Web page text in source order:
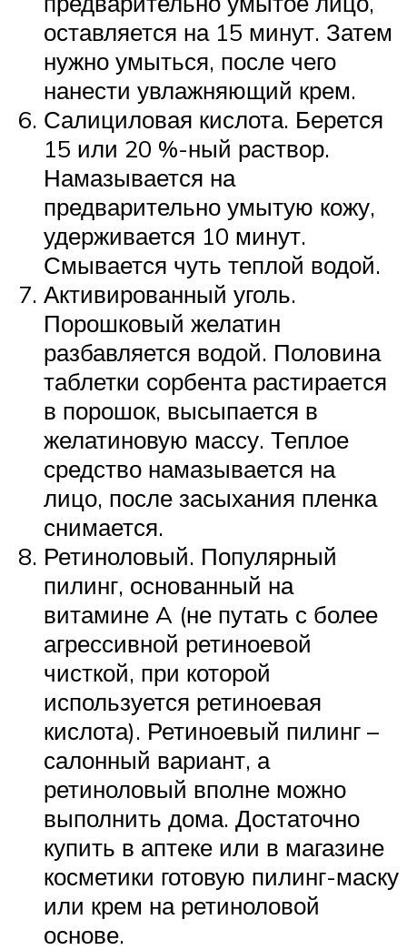
оставляется на 15 минут. Затем
нужно умыться, после чего
нанести увлажняющий крем.
Салициловая кислота. Берется
15 или 20 %-ный раствор.
Намазывается на
предварительно умытую кожу,
удерживается 10 минут.
Смывается чуть теплой водой.
Активированный уголь.
Порошковый желатин
разбавляется водой. Половина
таблетки сорбента растирается
в порошок, высыпается в
желатиновую массу. Теплое
средство намазывается на
лицо, после засыхания пленка
снимается.
Ретиноловый. Популярный
пилинг, основанный на
витамине A (не путать с более
агрессивной ретиноевой
чисткой, при которой
используется ретиноевая
кислота). Ретиноевый пилинг –
салонный вариант, а
ретиноловый вполне можно
выполнить дома. Достаточно
купить в аптеке или в магазине
косметики готовую пилинг-маску
или крем на ретиноловой
основе.